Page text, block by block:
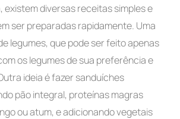
existem diversas receitas simples e
ser preparadas rapidamente. Uma
legumes, que pode ser feito apenas
os legumes de sua preferência e
ideia é fazer sanduíches
pão integral, proteínas magras
ou atum, e adicionando vegetais